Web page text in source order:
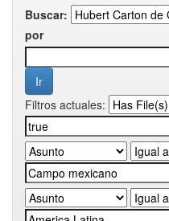
Buscar:
por
Filtros actuales: